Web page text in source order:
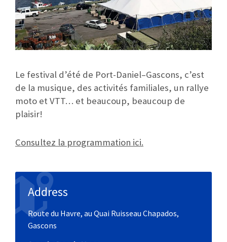
Le festival d’été de Port-Daniel–Gascons, c’est
de la musique, des activités familiales, un rallye
moto et VTT… et beaucoup, beaucoup de
plaisir!
Consultez la programmation ici.
Address
Route du Havre, au Quai Ruisseau Chapados,
Gascons